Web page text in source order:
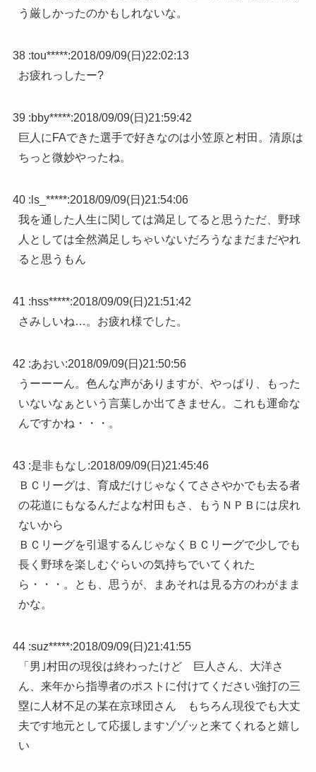
う厳しかったのかもしれないな。
38 :tou*****:2018/09/09(日)22:02:13
お疲れっしたー?
39 :bby*****:2018/09/09(日)21:59:42
巨人にFAできた選手で好きなのは小笠原と村田。清原は
ちっと微妙やったね。
40 : ls_*****:2018/09/09(日)21:54:06
我を通した人生に関しては満足してると思うただ、野球
人としては全然満足しちゃいないだろうなまだまだやれ
ると思うもん
41 :hss*****:2018/09/09(日)21:51:42
さみしいね…。お疲れ様でした。
42 :あおい:2018/09/09(日)21:50:56
うーーーん。色んな声がありますが、やっぱり、もった
いないなぁという言葉しか出てきません。これも運命な
んですかね・・・。
43 :是非もなし:2018/09/09(日)21:45:46
ＢＣリーグは、育成だけじゃなくてささやかでも去る者
の花道にもなるんだよな村田もさ、もうＮＰＢには戻れ
ないから
ＢＣリーグを引退するんじゃなくＢＣリーグで少しでも
長く野球を楽しむぐらいの気持ちでいてくれた
ら・・・。とも、思うが、まあそれは見る方のわがまま
かな。
44 :suz*****:2018/09/09(日)21:41:55
「男｣村田の現役は終わったけど 巨人さん、大洋さ
ん、来年から指導者のポストに付けてください強打の三
塁に人材不足の某在京球団さん もちろん現役でも大丈
夫です地元として応援しますゾゾッと来てくれると嬉し
い